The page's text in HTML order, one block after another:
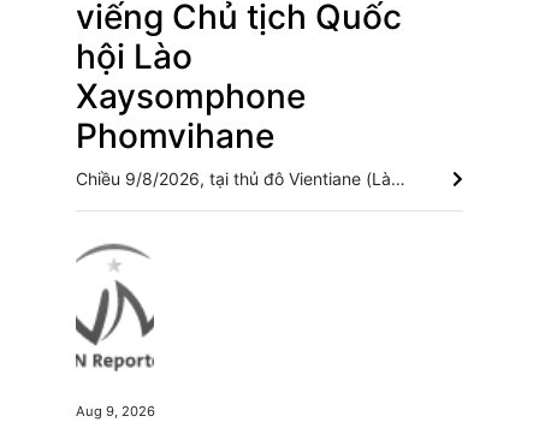
viếng Chủ tịch Quốc
hội Lào
Xaysomphone
Phomvihane
Chiều 9/8/2026, tại thủ đô Vientiane (Lào), đồng chí Trần Thanh Mẫn, Ủy viên Bộ Chính trị, Chủ tịch Quốc hội dẫn đầu Đoàn đại biểu cấp cao của Đảng, Nhà nước Việt Nam viếng đồng chí Xaysomphone Phomvihane, Ủy viên Bộ Chính trị, Chủ tịch Quốc hội Lào. Chủ tịch Quốc hội Lào Xaysomphone Phomvihane từ trần Thông cáo đặc biệt của Ban Chấp hành Trung ương Đảng Nhân dân Cách mạng Lào Xaysomphone Phomvihane - nhà lãnh đạo vun đắp cho mối quan hệ hữu nghị Việt-Lào
Aug 9, 2026